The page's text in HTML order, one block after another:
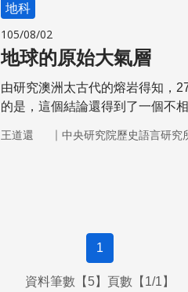
地科
105/08/02
地球的原始大氣層
由研究澳洲太古代的熔岩得知，
的是，這個結論還得到了一個不
王道還 ｜ 中央研究院歷史語言研究
1
資料筆數【5】頁數【1/1】